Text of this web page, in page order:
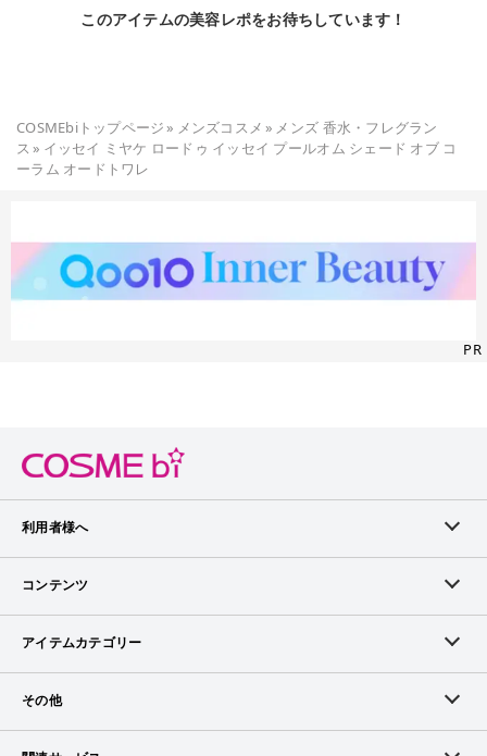
このアイテムの美容レポをお待ちしています！
COSMEbiトップページ» メンズコスメ » メンズ 香水・フレグラン
ス » イッセイ ミヤケ ロードゥ イッセイ プールオム シェード オブ コ
ーラム オードトワレ
PR
利用者様へ
メンバーログイン
メンバー会員について
アイテム掲載リクエスト
コンテンツ
ランキング
ブランドから探す
アイテムカテゴリー
スキンケア
その他
お問い合わせ（ブランド様）